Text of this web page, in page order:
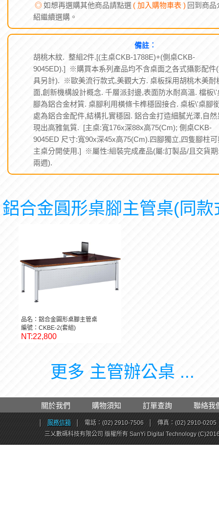
◎如想再選購其他商品請點選 ( 加入購物車表 ) 回到商品
紹繼續選購。
備註︰
胡桃木紋. 整組2件.[(主桌CKB-1788E)+(側桌CKB-
9045ED).] ※購買本系列產品均不含桌面之各式攝影配件
具另計). ※歐美流行款式,美觀大方. 桌板採用胡桃木美耐
面,創新機構設計概念. 千層派封邊,表面防水耐高溫. 檔板\'
腳為鋁合金材質. 桌腳利用橫條卡榫穩固接合. 桌板\'桌腳
處為鋁合金配件,結構扎實穩固. 鋁合金打造細膩光澤,自然
現出高雅氣質. [主桌:寬176x深88x高75(Cm); 側桌CKB-
9045ED 尺寸:寬90x深45x高75(Cm).四腳獨立,四隻腳柱可
主桌分開使用.] ※屬性:組裝完成產品(屬:訂製品/且交貨
兩週).
鋁合金圓形桌腳主管桌(同款
品名：鋁合金圓形桌腳主管桌
編號：CKBE-2(套組)
NT:22,800
更多 主管辦公桌 ...
關於我們 購物須知 訂單查詢 聯絡我
服務信箱 電話：(02) 2910-7506
傳真：(02) 2910-0205
三乂數碼科技有限公司 版權所有 SanYi Digital Technology